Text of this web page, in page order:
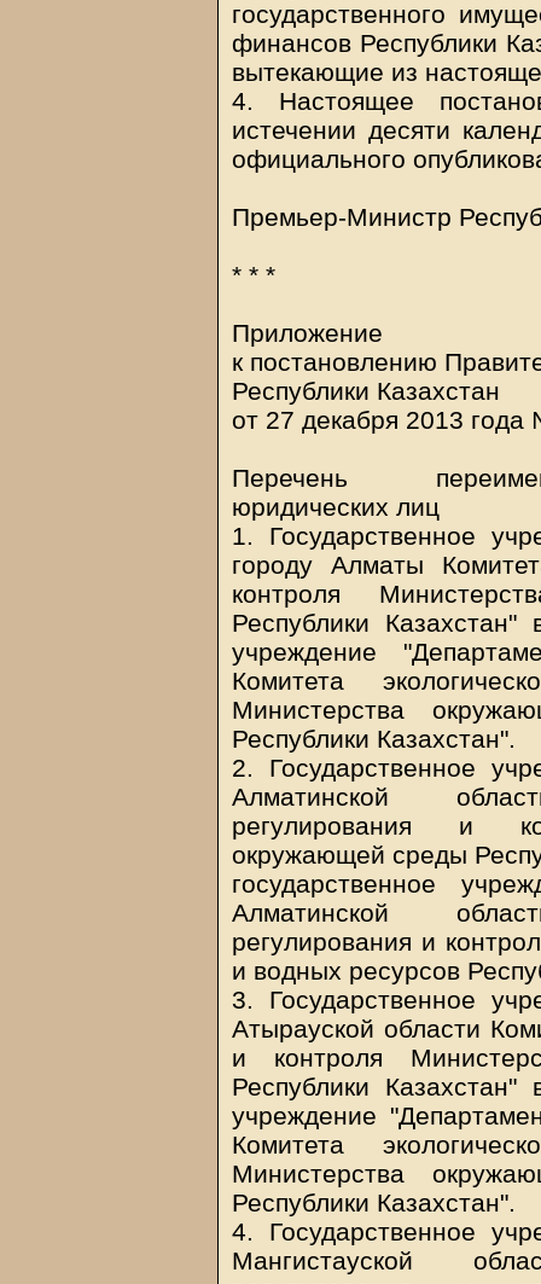
государственного
финансов Республики
вытекающие из
4. Настоящее
истечении десяти
официального
Премьер-Министр
* * *
Приложение
к постановлению
Республики Казахстан
от 27 декабря 2013
Перечень
юридических лиц
1. Государственное
городу Алматы
контроля
Республики Казахстан"
учреждение
Комитета
Министерства
Республики Казахстан".
2. Государственное
Алматинской
регулирования и
окружающей среды
государственное
Алматинской
регулирования и
и водных ресурсов
3. Государственное
Атырауской области
и контроля
Республики Казахстан"
учреждение
Комитета
Министерства
Республики Казахстан".
4. Государственное
Мангистауской